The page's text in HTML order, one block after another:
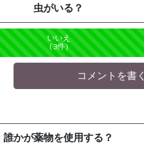
虫がいる？
いいえ
（3件）
コメントを書く
誰かが薬物を使用する？